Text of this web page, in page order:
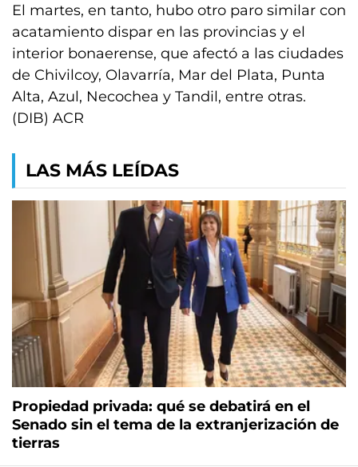
El martes, en tanto, hubo otro paro similar con
acatamiento dispar en las provincias y el
interior bonaerense, que afectó a las ciudades
de Chivilcoy, Olavarría, Mar del Plata, Punta
Alta, Azul, Necochea y Tandil, entre otras.
(DIB) ACR
LAS MÁS LEÍDAS
Propiedad privada: qué se debatirá en el
Senado sin el tema de la extranjerización de
tierras